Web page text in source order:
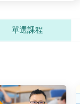
單選課程